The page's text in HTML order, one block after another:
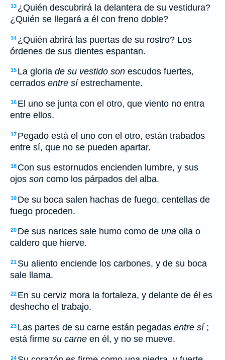
13 ¿Quién descubrirá la delantera de su vestidura?
¿Quién se llegará a él con freno doble?
14 ¿Quién abrirá las puertas de su rostro? Los
órdenes de sus dientes espantan.
15 La gloria de su vestido son escudos fuertes,
cerrados entre síestrechamente.
16 El uno se junta con el otro, que viento no entra
entre ellos.
17 Pegado está el uno con el otro, están trabados
entre sí, que no se pueden apartar.
18 Con sus estornudos encienden lumbre, y sus
ojos son como los párpados del alba.
19 De su boca salen hachas de fuego, centellas de
fuego proceden.
20 De sus narices sale humo como de una olla o
caldero que hierve.
21 Su aliento enciende los carbones, y de su boca
sale llama.
22 En su cerviz mora la fortaleza, y delante de él es
deshecho el trabajo.
23 Las partes de su carne están pegadas entre sí;
está firme su carne en él, y no se mueve.
24